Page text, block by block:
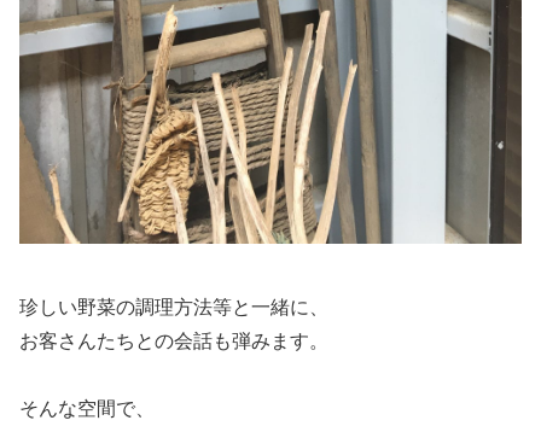
珍しい野菜の調理方法等と一緒に、
お客さんたちとの会話も弾みます。
そんな空間で、